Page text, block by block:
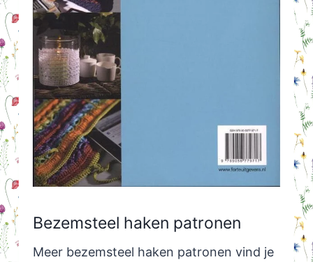
Bezemsteel haken patronen
Meer bezemsteel haken patronen vind je